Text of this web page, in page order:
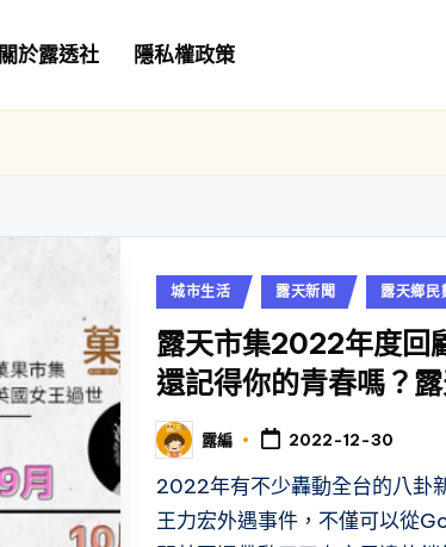
關於露透社 隱私權政策
Posted
城市生活 露天新聞 露天鄉民
露天市集2022年度回
還記得你的青春嗎？
Posted
by
露編 2022-12-30
2022年有不少轟動全台的八卦
王力宏外遇事件，不僅可以從